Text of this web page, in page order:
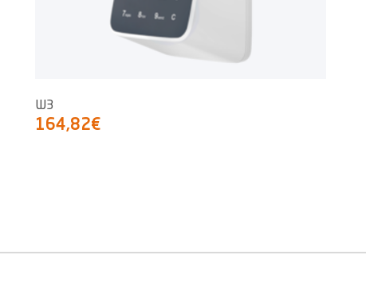
W3
164,82€